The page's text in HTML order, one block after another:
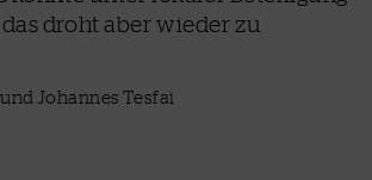
droht aber wieder zu
Johannes Tesfai